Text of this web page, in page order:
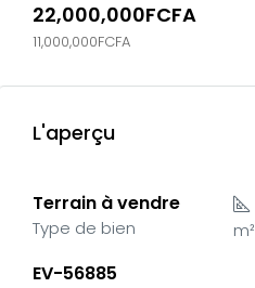
22,000,000FCFA
11,000,000FCFA
L'aperçu
Terrain à vendre
Type de bien m²
EV-56885